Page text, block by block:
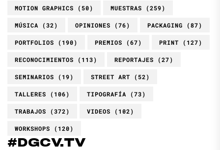
MOTION GRAPHICS (50) MUESTRAS (259)
MÚSICA (32) OPINIONES (76) PACKAGING (87)
PORTFOLIOS (190) PREMIOS (67) PRINT (127)
RECONOCIMIENTOS (113) REPORTAJES (27)
SEMINARIOS (19) STREET ART (52)
TALLERES (106) TIPOGRAFÍA (73)
TRABAJOS (372) VIDEOS (102)
WORKSHOPS (120)
#DGCV.TV